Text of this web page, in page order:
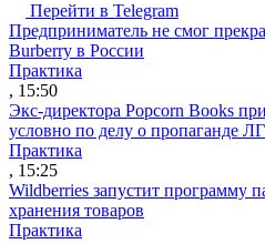
Перейти в Telegram
Предприниматель не смог
Burberry в России
Практика
, 15:50
Экс-директора Popcorn Books
условно по делу о пропаганде
Практика
, 15:25
Wildberries запустит программу
хранения товаров
Практика